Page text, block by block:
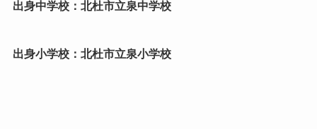
出身中学校：北杜市立泉中学校
出身小学校：北杜市立泉小学校